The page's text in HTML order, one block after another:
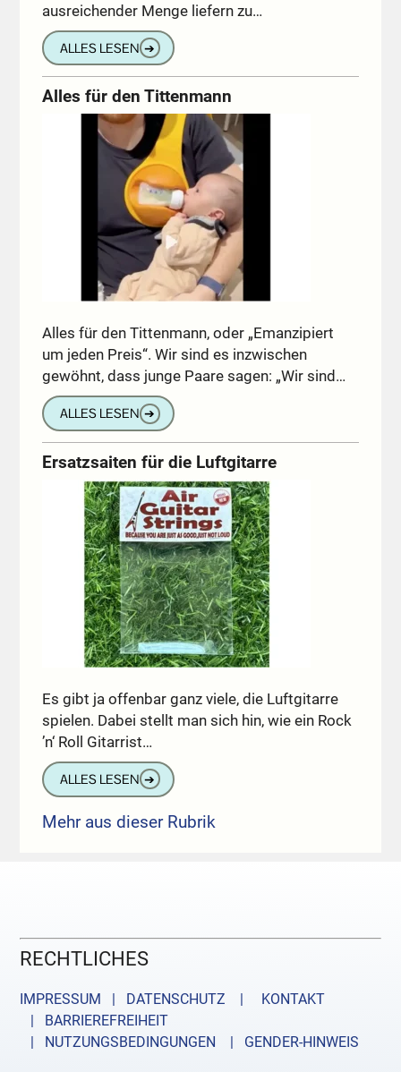
ausreichender Menge liefern zu…
ALLES LESEN ➔
Alles für den Tittenmann
Alles für den Tittenmann, oder „Emanzipiert
um jeden Preis“. Wir sind es inzwischen
gewöhnt, dass junge Paare sagen: „Wir sind…
ALLES LESEN ➔
Ersatzsaiten für die Luftgitarre
Es gibt ja offenbar ganz viele, die Luftgitarre
spielen. Dabei stellt man sich hin, wie ein Rock
’n‘ Roll Gitarrist…
ALLES LESEN ➔
Mehr aus dieser Rubrik
RECHTLICHES
IMPRESSUM | DATENSCHUTZ |
KONTAKT
| BARRIEREFREIHEIT
| NUTZUNGSBEDINGUNGEN
| GENDER-HINWEIS